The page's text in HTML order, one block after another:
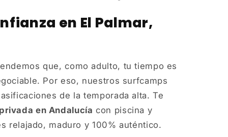
en El Palmar,
que, como adulto, tu tiempo es
Por eso, nuestros surfcamps
de la temporada alta. Te
en Andalucía con piscina y
relajado, maduro y 100% auténtico.